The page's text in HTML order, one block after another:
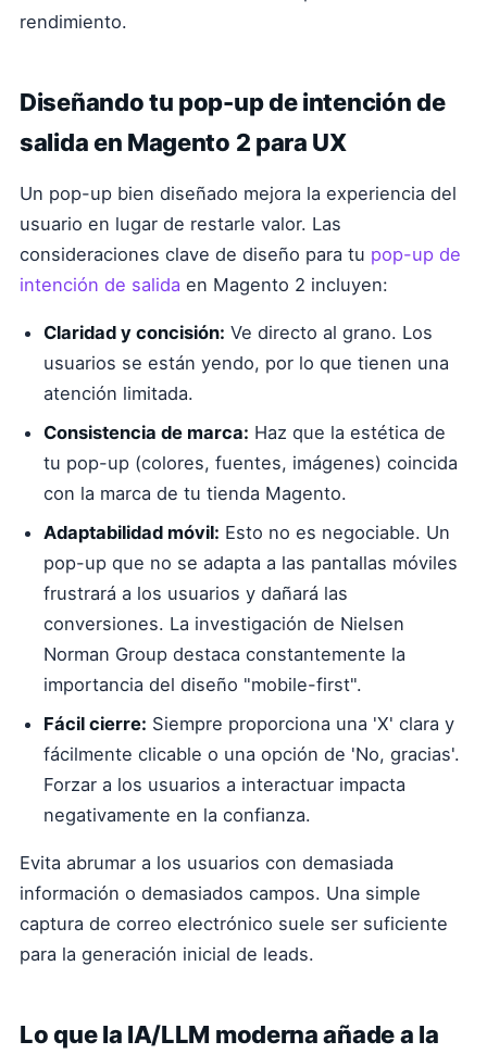
rendimiento.
Diseñando tu pop-up de intención de
salida en Magento 2 para UX
Un pop-up bien diseñado mejora la experiencia del
usuario en lugar de restarle valor. Las
consideraciones clave de diseño para tu pop-up de
intención de salida en Magento 2 incluyen:
Claridad y concisión: Ve directo al grano. Los
usuarios se están yendo, por lo que tienen una
atención limitada.
Consistencia de marca: Haz que la estética de
tu pop-up (colores, fuentes, imágenes) coincida
con la marca de tu tienda Magento.
Adaptabilidad móvil: Esto no es negociable. Un
pop-up que no se adapta a las pantallas móviles
frustrará a los usuarios y dañará las
conversiones. La investigación de Nielsen
Norman Group destaca constantemente la
importancia del diseño "mobile-first".
Fácil cierre: Siempre proporciona una 'X' clara y
fácilmente clicable o una opción de 'No, gracias'.
Forzar a los usuarios a interactuar impacta
negativamente en la confianza.
Evita abrumar a los usuarios con demasiada
información o demasiados campos. Una simple
captura de correo electrónico suele ser suficiente
para la generación inicial de leads.
Lo que la IA/LLM moderna añade a la